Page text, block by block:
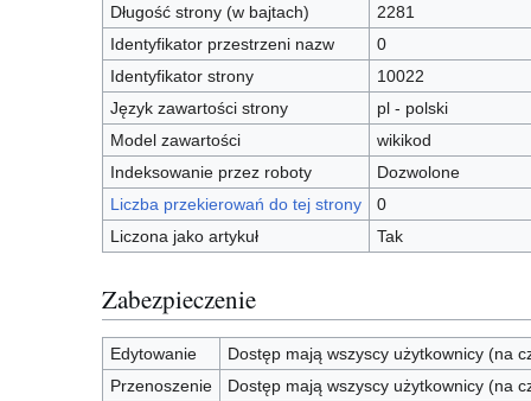
Długość strony (w bajtach)
2281
Identyfikator przestrzeni nazw
0
Identyfikator strony
10022
Język zawartości strony
pl - polski
Model zawartości
wikikod
Indeksowanie przez roboty
Dozwolone
Liczba przekierowań do tej strony
0
Liczona jako artykuł
Tak
Zabezpieczenie
Edytowanie
Dostęp mają wszyscy użytkownicy (na
Przenoszenie
Dostęp mają wszyscy użytkownicy (na